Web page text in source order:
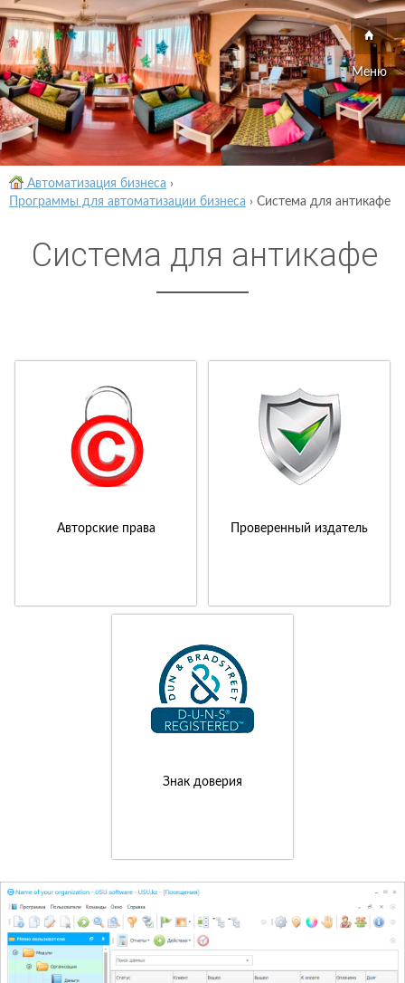
Меню
Автоматизация бизнеса ›
Программы для автоматизации бизнеса › Система для антикафе
Система для антикафе
Авторские права Проверенный издатель
Знак доверия